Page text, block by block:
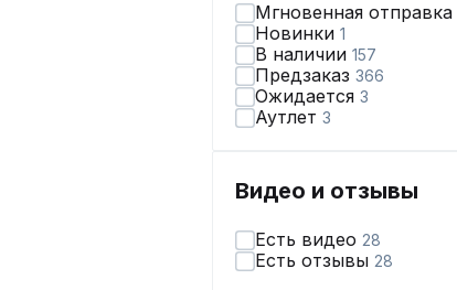
Мгновенная отправка
Новинки 1
В наличии 157
Предзаказ 366
Ожидается 3
Аутлет 3
Видео и отзывы
Есть видео 28
Есть отзывы 28